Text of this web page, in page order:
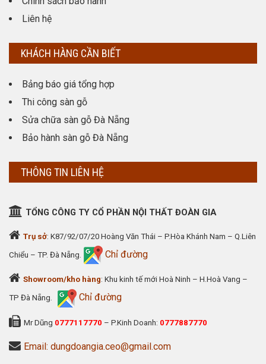
Liên hệ
KHÁCH HÀNG CẦN BIẾT
Bảng báo giá tổng hợp
Thi công sàn gỗ
Sửa chữa sàn gỗ Đà Nẵng
Bảo hành sàn gỗ Đà Nẵng
THÔNG TIN LIÊN HỆ
TỔNG CÔNG TY CỔ PHẦN NỘI THẤT ĐOÀN GIA
Trụ sở: K87/92/07/20 Hoàng Văn Thái – P.Hòa Khánh Nam – Q.Liên
Chiểu – TP. Đà Nẵng. Chỉ đường
Showroom/kho hàng: Khu kinh tế mới Hoà Ninh – H.Hoà Vang –
TP Đà Nẵng. Chỉ đường
Mr Dũng 0777117770 – P.Kinh Doanh: 0777887770
Email: dungdoangia.ceo@gmail.com